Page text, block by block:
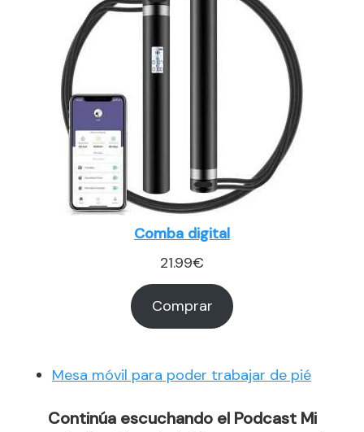
Comba digital
21.99€
Comprar
Mesa móvil para poder trabajar de pié
Continúa escuchando el Podcast Mi